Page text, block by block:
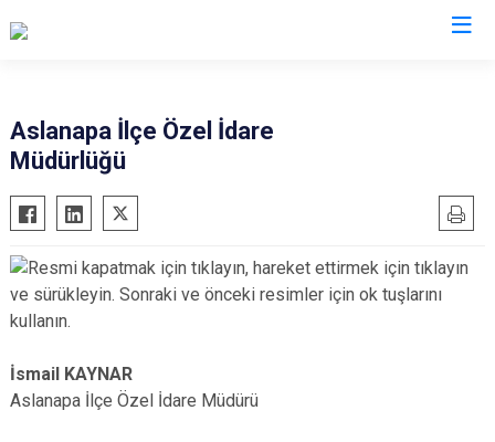
Aslanapa İlçe Özel İdare
Müdürlüğü
İsmail KAYNAR
Aslanapa İlçe Özel İdare Müdürü